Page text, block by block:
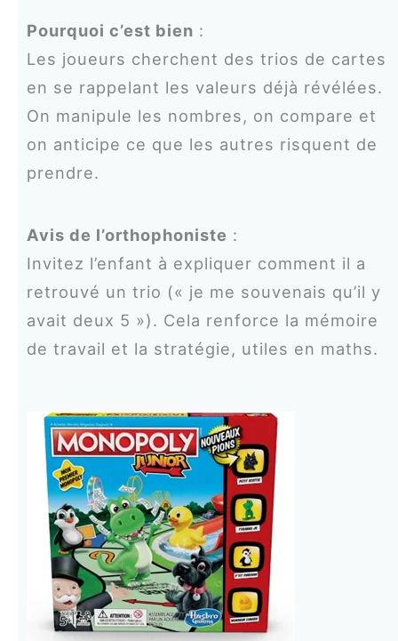
Pourquoi c’est bien :
Les joueurs cherchent des trios de cartes
en se rappelant les valeurs déjà révélées.
On manipule les nombres, on compare et
on anticipe ce que les autres risquent de
prendre.
Avis de l’orthophoniste :
Invitez l’enfant à expliquer comment il a
retrouvé un trio (« je me souvenais qu’il y
avait deux 5 »). Cela renforce la mémoire
de travail et la stratégie, utiles en maths.